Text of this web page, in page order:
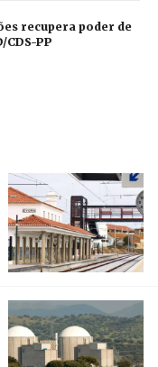
recupera poder de
CDS-PP